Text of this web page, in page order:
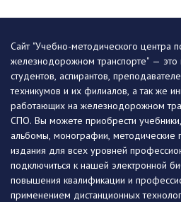
Сайт "Учебно-методического центра
железнодорожном транспорте" —
студентов, аспирантов,
техникумов и их филиалов, а так же
работающих на железнодорожном
СПО. Вы можете приобрести
альбомы, монографии, методические
издания для всех уровней
подключиться к нашей электронной
повышения квалификации и
применением дистанционных